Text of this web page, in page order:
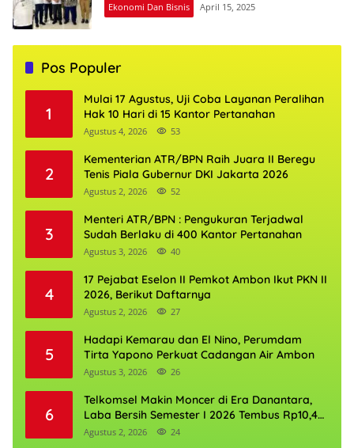
Ekonomi Dan Bisnis April 15, 2025
Pos Populer
1
Mulai 17 Agustus, Uji Coba Layanan Peralihan
Hak 10 Hari di 15 Kantor Pertanahan
Agustus 4, 2026 53
2
Kementerian ATR/BPN Raih Juara II Beregu
Tenis Piala Gubernur DKI Jakarta 2026
Agustus 2, 2026 52
3
Menteri ATR/BPN : Pengukuran Terjadwal
Sudah Berlaku di 400 Kantor Pertanahan
Agustus 3, 2026 40
4
17 Pejabat Eselon II Pemkot Ambon Ikut PKN II
2026, Berikut Daftarnya
Agustus 2, 2026 27
5
Hadapi Kemarau dan El Nino, Perumdam
Tirta Yapono Perkuat Cadangan Air Ambon
Agustus 3, 2026 26
6
Telkomsel Makin Moncer di Era Danantara,
Laba Bersih Semester I 2026 Tembus Rp10,4
Triliun
Agustus 2, 2026 24